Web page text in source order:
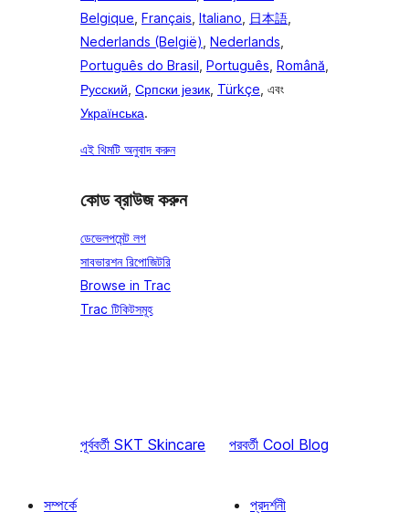
Belgique, Français, Italiano, 日本語,
Nederlands (België), Nederlands,
Português do Brasil, Português, Română,
Русский, Српски језик, Türkçe, এবং
Українська.
এই থিমটি অনুবাদ করুন
কোড ব্রাউজ করুন
ডেভেলপমেন্ট লগ
সাবভারশন রিপোজিটরি
Browse in Trac
Trac টিকিটসমূহ
পূর্ববর্তী SKT Skincare পরবর্তী Cool Blog
সম্পর্কে
প্রদর্শনী